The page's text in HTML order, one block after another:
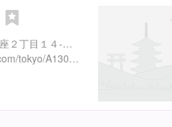
東京都中央区銀座２丁目１４-８ 伊藤ビル １階
https://tabelog.com/tokyo/A1301/A130101/13208330/